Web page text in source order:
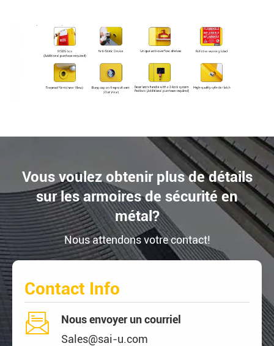
Vous voulez obtenir plus de détails
sur les armoires de sécurité en
métal?
Nous attendons votre contact!
Contact Info

Nous envoyer un courriel
Sales@sai-u.com